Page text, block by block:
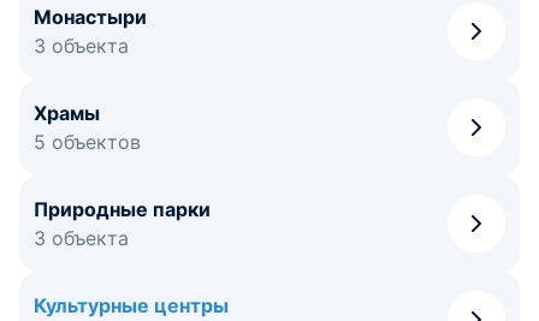
Монастыри
3 объекта
Храмы
5 объектов
Природные парки
3 объекта
Культурные центры